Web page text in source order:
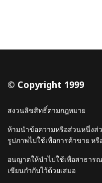
© Copyright 1999
สงวนลิขสิทธิ์ตามกฎหมาย
ห้ามนำข้อความหรือส่วนหนึ่งส่
รูปภาพไปใช้เพื่อการค้าขาย ห
อนญาตให้นำไปใช้เพื่อสาธาร
เขียนกำกับไว้ด้วยเสมอ